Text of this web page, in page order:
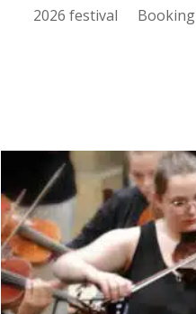
2026 festival Booking